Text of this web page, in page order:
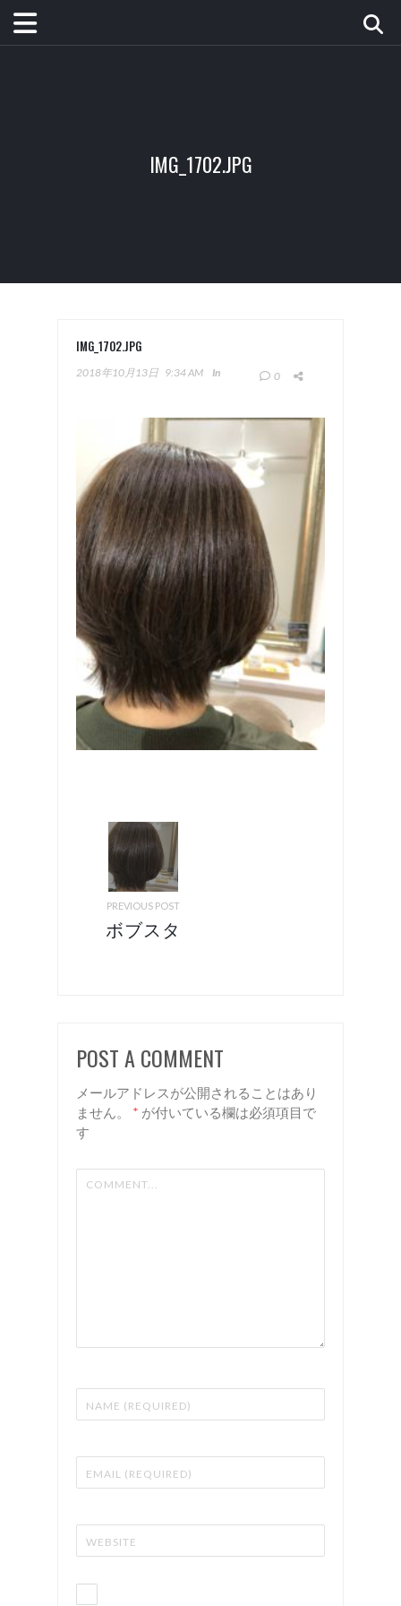
IMG_1702.JPG
IMG_1702.JPG
2018年10月13日 9:34 AM In 0
PREVIOUS POST
ボブスタ
谷 美容
室 リア
ン
POST A COMMENT
メールアドレスが公開されることはあり
ません。
* が付いている欄は必須項目で
す